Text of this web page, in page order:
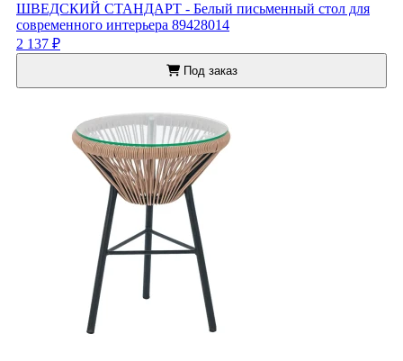
ШВЕДСКИЙ СТАНДАРТ - Белый письменный стол для
современного интерьера 89428014
2 137 ₽
Под заказ